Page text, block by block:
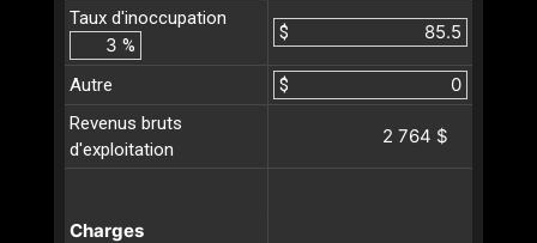
Taux d'inoccupation
%
$
Autre
$
Revenus bruts
d'exploitation
2 764 $
Charges